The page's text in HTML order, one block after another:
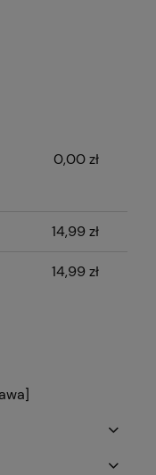
kosztów
0,00 zł
14,99 zł
14,99 zł